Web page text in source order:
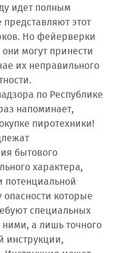
идет полным
этот
Но фейерверки
могут принести
их неправильного
по Республике
напоминает,
пиротехники!
бытового
характера,
потенциальной
опасности которые
специальных
а лишь точного
инструкции,